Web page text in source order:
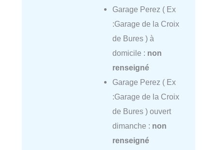
Garage Perez ( Ex
:Garage de la Croix
de Bures ) à
domicile : non
renseigné
Garage Perez ( Ex
:Garage de la Croix
de Bures ) ouvert
dimanche : non
renseigné